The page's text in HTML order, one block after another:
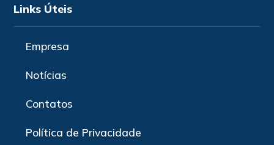
Links Úteis
Empresa
Notícias
Contatos
Política de Privacidade